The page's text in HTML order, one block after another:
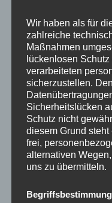
CONCAVER CVR1
19×8,5 ET45 5×112
Platinum Black
450,00€ *
Bewertet
mit
Wir haben als für
zahlreiche
Maßnahmen
lückenlosen
verarbeiteten
sicherzustellen.
Sicherheitslücken
Schutz nicht
diesem Grund
frei,
alternativen
uns zu übermitteln.